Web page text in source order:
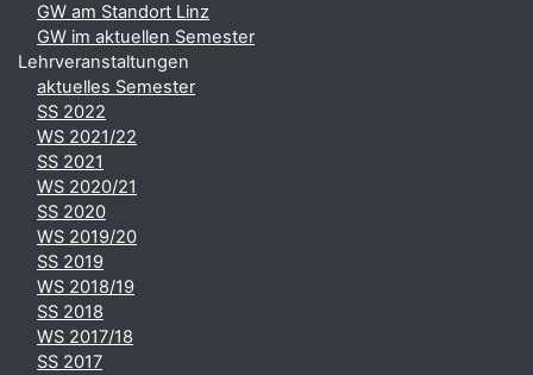
GW am Standort Linz
GW im aktuellen Semester
Lehrveranstaltungen
aktuelles Semester
SS 2022
WS 2021/22
SS 2021
WS 2020/21
SS 2020
WS 2019/20
SS 2019
WS 2018/19
SS 2018
WS 2017/18
SS 2017